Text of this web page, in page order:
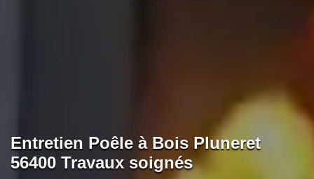
Entretien Poêle à Bois Pluneret
56400 Travaux soignés